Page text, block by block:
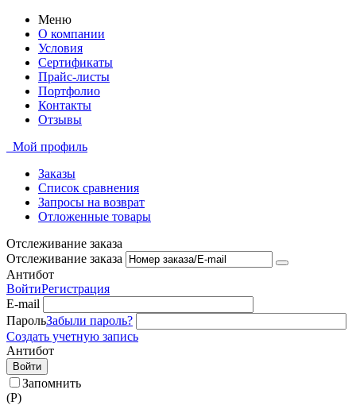
Меню
О компании
Условия
Сертификаты
Прайс-листы
Портфолио
Контакты
Отзывы
Мой профиль
Заказы
Список сравнения
Запросы на возврат
Отложенные товары
Отслеживание заказа
Отслеживание заказа
Антибот
ВойтиРегистрация
E-mail
ПарольЗабыли пароль?
Создать учетную запись
Антибот
Войти
Запомнить
(Р)